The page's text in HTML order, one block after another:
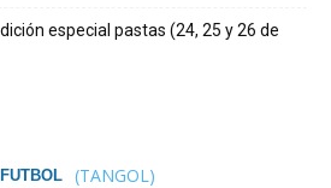
especial pastas (24, 25 y 26 de
(TANGOL)